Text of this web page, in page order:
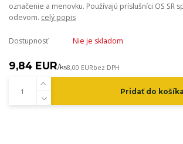
označenie a menovku. Používajú príslušníci OS SR
odevom. celý popis
Dostupnosť Nie je skladom
9,84 EUR/ks8,00 EURbez DPH
Pridať do košíka